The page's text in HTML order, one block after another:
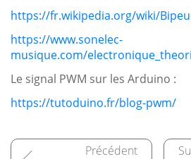
https://fr.wikipedia.org/wiki/
https://www.sonelec-
musique.com/
Le signal PWM sur les Arduino :
https://tutoduino.fr/blog-pwm/